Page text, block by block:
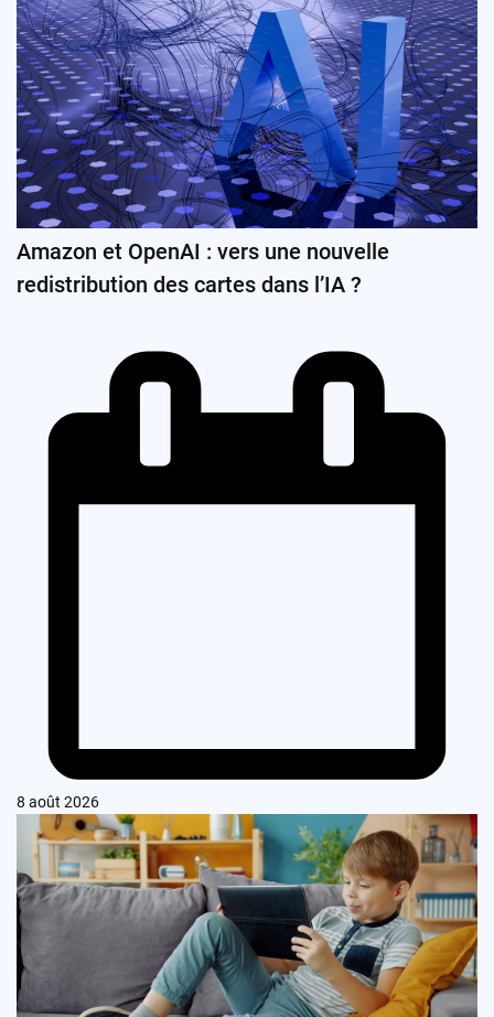
Amazon et OpenAI : vers une nouvelle
redistribution des cartes dans l’IA ?
8 août 2026